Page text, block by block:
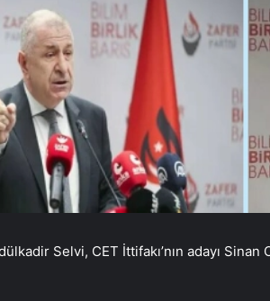
Selvi, CET İttifakı’nın adayı Sinan